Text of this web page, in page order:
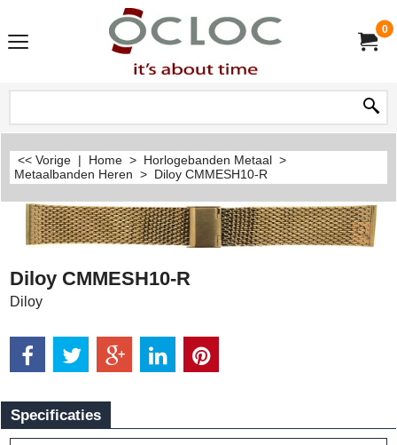
0
<< Vorige | Home > Horlogebanden Metaal >
Metaalbanden Heren > Diloy CMMESH10-R
Diloy CMMESH10-R
Diloy
Specificaties